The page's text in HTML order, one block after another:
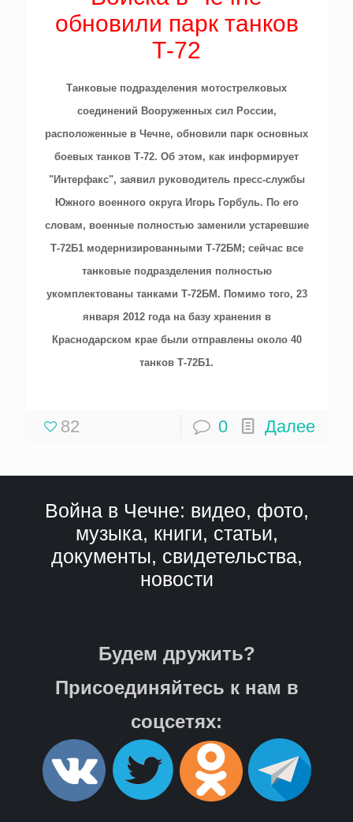
обновили парк танков
Т-72
Танковые подразделения мотострелковых
соединений Вооруженных сил России,
расположенные в Чечне, обновили парк основных
боевых танков Т-72. Об этом, как информирует
"Интерфакс", заявил руководитель пресс-службы
Южного военного округа Игорь Горбуль. По его
словам, военные полностью заменили устаревшие
Т-72Б1 модернизированными Т-72БМ; сейчас все
танковые подразделения полностью
укомплектованы танками Т-72БМ. Помимо того, 23
января 2012 года на базу хранения в
Краснодарском крае были отправлены около 40
танков Т-72Б1.
82 0 Далее
Война в Чечне: видео, фото,
музыка, книги, статьи,
документы, свидетельства,
новости
Будем дружить?
Присоединяйтесь к нам в
соцсетях: